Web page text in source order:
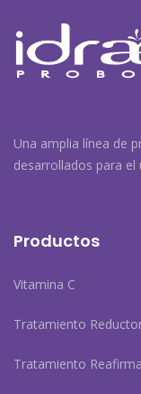
Una amplia línea de
desarrollados para
Productos
Vitamina C
Tratamiento
Tratamiento